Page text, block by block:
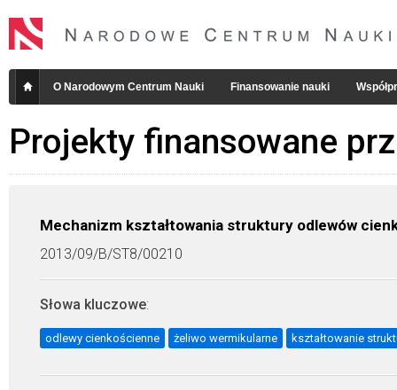
O Narodowym Centrum Nauki Finansowanie nauki
Projekty finansowane
Mechanizm kształtowania struktury odlewów
2013/09/B/ST8/00210
Słowa kluczowe:
odlewy cienkościenne żeliwo wermikularne kształtowanie